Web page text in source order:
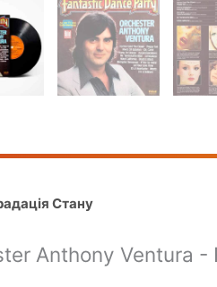
Стану
Anthony Ventura